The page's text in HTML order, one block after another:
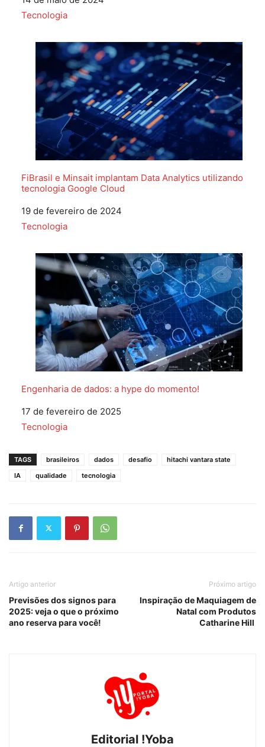
Em relação a
Tecnologia
FiBrasil e Minsait implantam Data Analytics utilizando
tecnologia Google Cloud
Data
19 de fevereiro de 2024
Em relação a
Tecnologia
Engenharia de dados: a hype do momento!
Data
17 de fevereiro de 2025
Em relação a
Tecnologia
TAGS brasileiros dados desafio
hitachi vantara state
IA
qualidade tecnologia
Artigo anterior
Previsões dos signos para
2025: veja o que o próximo
ano reserva para você!
Próximo artigo
Inspiração de Maquiagem de
Natal com Produtos
Catharine Hill
Editorial !Yoba